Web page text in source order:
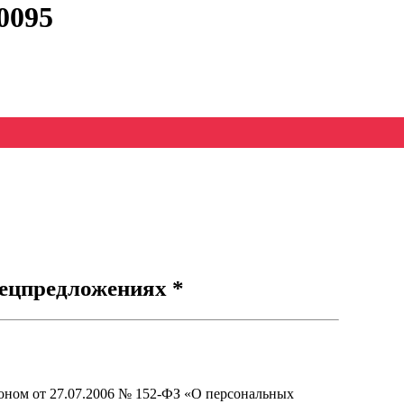
*
от 27.07.2006 № 152-ФЗ «О персональных